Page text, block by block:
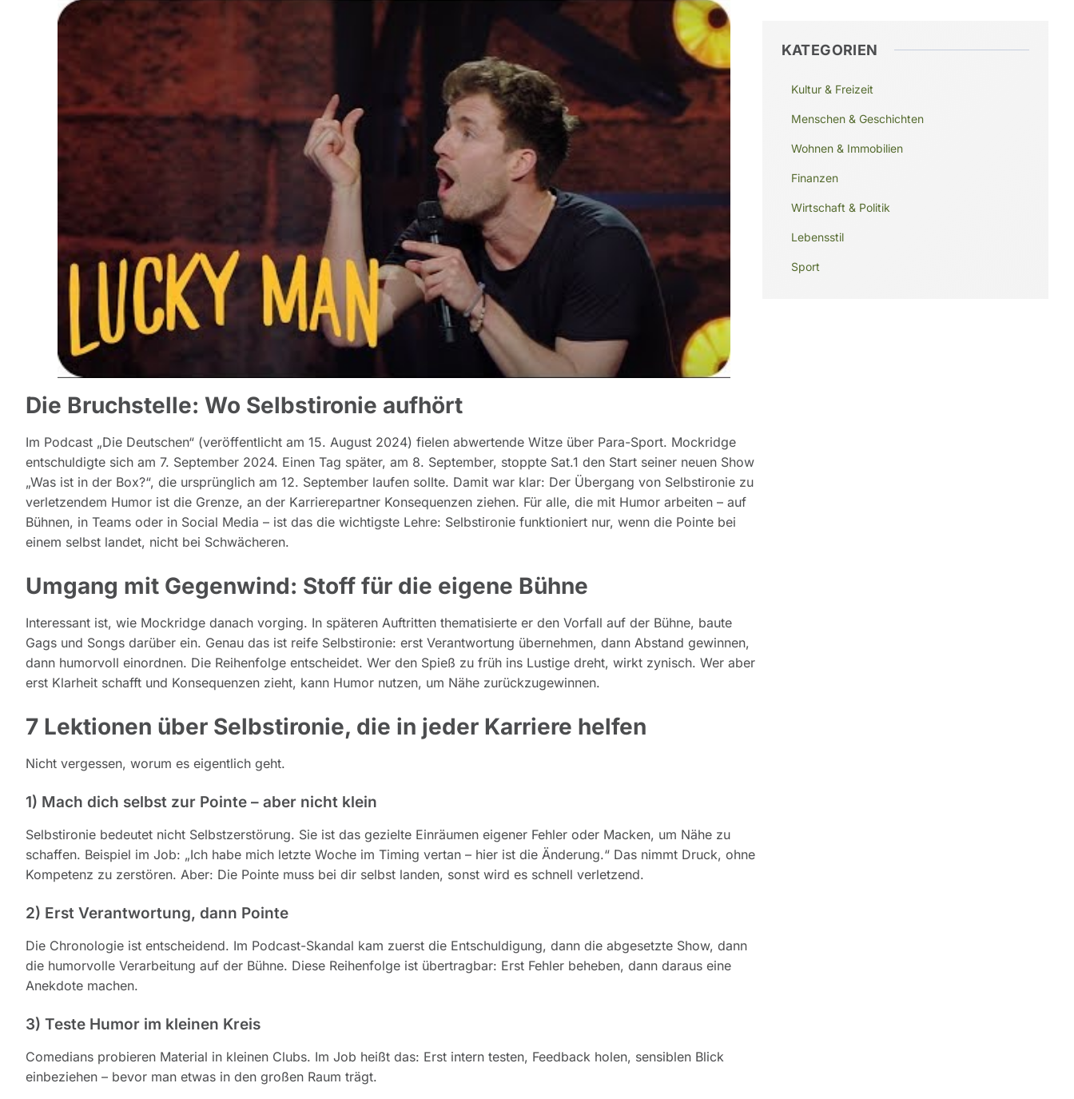
Die Bruchstelle: Wo Selbstironie aufhört
Im Podcast „Die Deutschen“ (veröffentlicht am 15. August 2024) fielen abwertende Witze über Para-Sport. Mockridge
entschuldigte sich am 7. September 2024. Einen Tag später, am 8. September, stoppte Sat.1 den Start seiner neuen Show
„Was ist in der Box?“, die ursprünglich am 12. September laufen sollte. Damit war klar: Der Übergang von Selbstironie zu
verletzendem Humor ist die Grenze, an der Karrierepartner Konsequenzen ziehen. Für alle, die mit Humor arbeiten – auf
Bühnen, in Teams oder in Social Media – ist das die wichtigste Lehre: Selbstironie funktioniert nur, wenn die Pointe bei
einem selbst landet, nicht bei Schwächeren.
Umgang mit Gegenwind: Stoff für die eigene Bühne
Interessant ist, wie Mockridge danach vorging. In späteren Auftritten thematisierte er den Vorfall auf der Bühne, baute
Gags und Songs darüber ein. Genau das ist reife Selbstironie: erst Verantwortung übernehmen, dann Abstand gewinnen,
dann humorvoll einordnen. Die Reihenfolge entscheidet. Wer den Spieß zu früh ins Lustige dreht, wirkt zynisch. Wer aber
erst Klarheit schafft und Konsequenzen zieht, kann Humor nutzen, um Nähe zurückzugewinnen.
7 Lektionen über Selbstironie, die in jeder Karriere helfen
Nicht vergessen, worum es eigentlich geht.
1) Mach dich selbst zur Pointe – aber nicht klein
Selbstironie bedeutet nicht Selbstzerstörung. Sie ist das gezielte Einräumen eigener Fehler oder Macken, um Nähe zu
schaffen. Beispiel im Job: „Ich habe mich letzte Woche im Timing vertan – hier ist die Änderung.“ Das nimmt Druck, ohne
Kompetenz zu zerstören. Aber: Die Pointe muss bei dir selbst landen, sonst wird es schnell verletzend.
2) Erst Verantwortung, dann Pointe
Die Chronologie ist entscheidend. Im Podcast-Skandal kam zuerst die Entschuldigung, dann die abgesetzte Show, dann
die humorvolle Verarbeitung auf der Bühne. Diese Reihenfolge ist übertragbar: Erst Fehler beheben, dann daraus eine
Anekdote machen.
3) Teste Humor im kleinen Kreis
Comedians probieren Material in kleinen Clubs. Im Job heißt das: Erst intern testen, Feedback holen, sensiblen Blick
einbeziehen – bevor man etwas in den großen Raum trägt.
KATEGORIEN
Kultur & Freizeit
Menschen & Geschichten
Wohnen & Immobilien
Finanzen
Wirtschaft & Politik
Lebensstil
Sport